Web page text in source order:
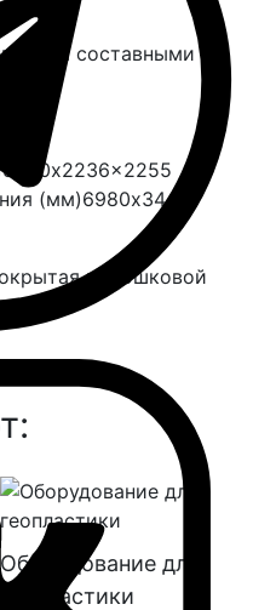
составными
3890x2236x2255
(мм)6980х3449
порошковой
сталь
Оборудование для
геопластики